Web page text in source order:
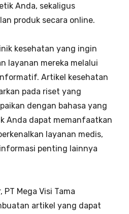
Anda, sekaligus
produk secara online.
kesehatan yang ingin
layanan mereka melalui
Artikel kesehatan
pada riset yang
dengan bahasa yang
Anda dapat memanfaatkan
layanan medis,
penting lainnya
Mega Visi Tama
artikel yang dapat